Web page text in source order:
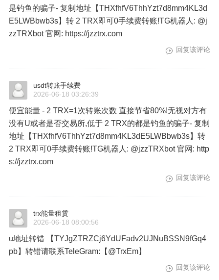
是钓鱼的骗子- 复制地址【THXfhfV6ThhYzt7d8mm4KL3d
E5LWBbwb3s】转 2 TRX即可0手续费转账!TG机器人: @j
zzTRXbot 官网: https://jzztrx.com
回复该评论
usdt转账手续费
2026-06-18 03:26:39
便宜能量 - 2 TRX=1次转账次数 直接节省80%!无视对方有
没有U或者是否交易所,低于 2 TRX的都是钓鱼的骗子- 复制
地址【THXfhfV6ThhYzt7d8mm4KL3dE5LWBbwb3s】转
2 TRX即可0手续费转账!TG机器人: @jzzTRXbot 官网: http
s://jzztrx.com
回复该评论
trx能量租赁
2026-06-18 08:00:56
u地址转错 【TYJgZTRZCj6YdUFadv2UJNuBSSN9fGq4
pb】转错请联系TeleGram:【@TrxEm】
回复该评论